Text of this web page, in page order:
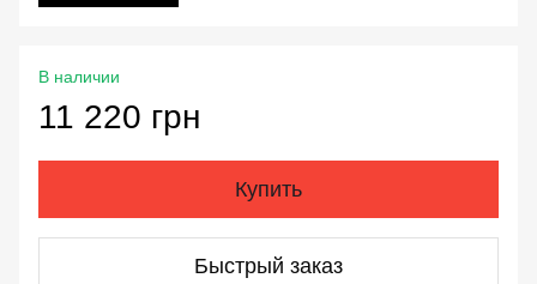
В наличии
11 220 грн
Купить
Быстрый заказ